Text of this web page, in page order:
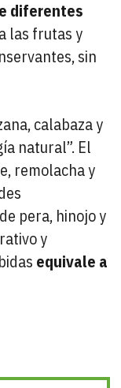
diferentes
las frutas y
sin
calabaza y
natural”. El
remolacha y
pera, hinojo y
y
equivale a